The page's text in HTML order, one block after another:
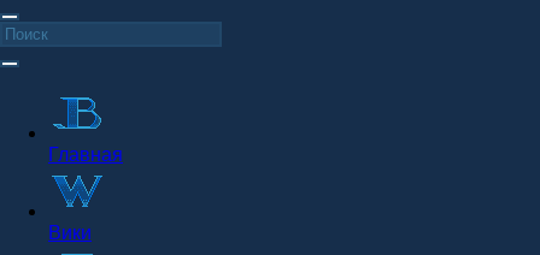
Главная
Вики